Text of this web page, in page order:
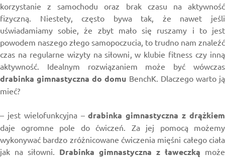
korzystanie z samochodu oraz brak czasu na aktywność
fizyczną. Niestety, często bywa tak, że nawet jeśli
uświadamiamy sobie, że zbyt mało się ruszamy i to jest
powodem naszego złego samopoczucia, to trudno nam znaleźć
czas na regularne wizyty na siłowni, w klubie fitness czy inną
aktywność. Idealnym rozwiązaniem może być wówczas
drabinka gimnastyczna do domu BenchK. Dlaczego warto ją
mieć?
– jest wielofunkcyjna –drabinka gimnastyczna z drążkiem
daje ogromne pole do ćwiczeń. Za jej pomocą możemy
wykonywać bardzo zróżnicowane ćwiczenia mięśni całego ciała
jak na siłowni. Drabinka gimnastyczna z ławeczką może